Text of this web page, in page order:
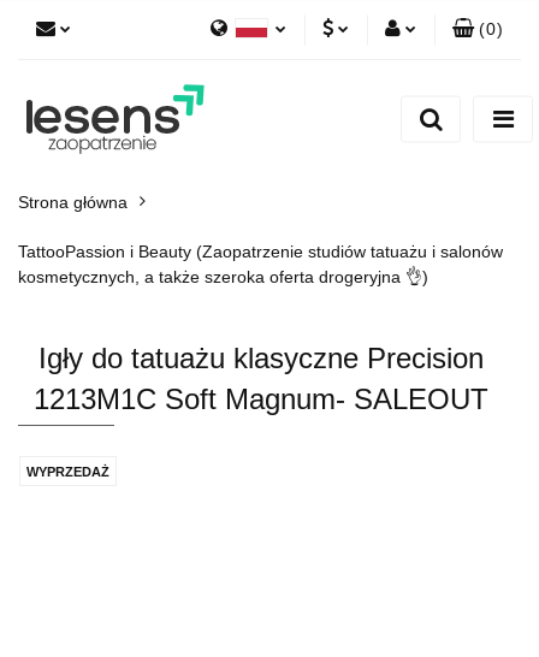
(0)
Strona główna
TattooPassion i Beauty (Zaopatrzenie studiów tatuażu i salonów
kosmetycznych, a także szeroka oferta drogeryjna 👌)
Igły do tatuażu klasyczne Precision
1213M1C Soft Magnum- SALEOUT
WYPRZEDAŻ